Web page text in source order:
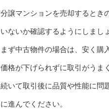
分譲マンションを売却するとき
いないか確認するようにしまし
まず中古物件の場合は、安く購
価格が下げられずに取引がうま
続いて取引後に品質や性能に問
に進んでください。